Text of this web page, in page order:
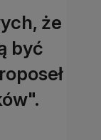
że
być